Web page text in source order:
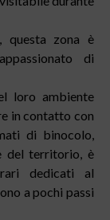
questa zona è
di
loro ambiente
in contatto con
di binocolo,
del territorio, è
dedicati al
a pochi passi